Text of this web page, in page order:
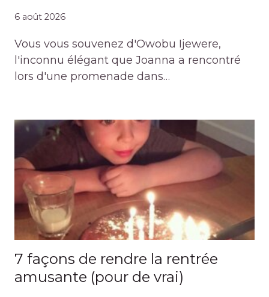
6 août 2026
Vous vous souvenez d'Owobu Ijewere,
l'inconnu élégant que Joanna a rencontré
lors d'une promenade dans…
7 façons de rendre la rentrée
amusante (pour de vrai)